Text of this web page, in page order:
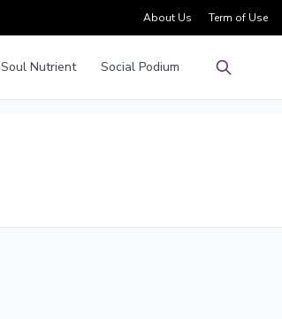
About Us Term of Use
Soul Nutrient
Social Podium